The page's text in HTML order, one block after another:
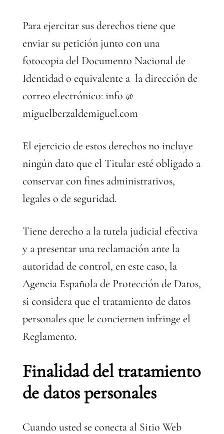
Para ejercitar sus derechos tiene que
enviar su petición junto con una
fotocopia del Documento Nacional de
Identidad o equivalente a la dirección de
correo electrónico: info @
miguelberzaldemiguel.com
El ejercicio de estos derechos no incluye
ningún dato que el Titular esté obligado a
conservar con fines administrativos,
legales o de seguridad.
Tiene derecho a la tutela judicial efectiva
y a presentar una reclamación ante la
autoridad de control, en este caso, la
Agencia Española de Protección de Datos,
si considera que el tratamiento de datos
personales que le conciernen infringe el
Reglamento.
Finalidad del tratamiento
de datos personales
Cuando usted se conecta al Sitio Web